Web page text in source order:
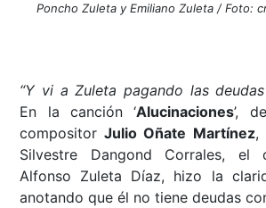
Poncho Zuleta y Emiliano Zuleta / Foto:
“Y vi a Zuleta pagando las
En la canción ‘Alucinaciones’,
compositorJulio Oñate Martínez,
Silvestre Dangond Corrales, el
Alfonso Zuleta Díaz, hizo la
anotando que él no tiene deudas